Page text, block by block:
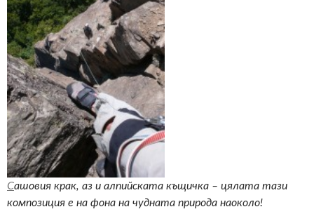
Сашовия крак, аз и алпийската къщичка – цялата тази
композиция е на фона на чудната природа наоколо!